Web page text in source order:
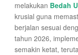
melakukan Bedah
krusial guna
berjalan sesuai
tahun 2026,
semakin ketat,